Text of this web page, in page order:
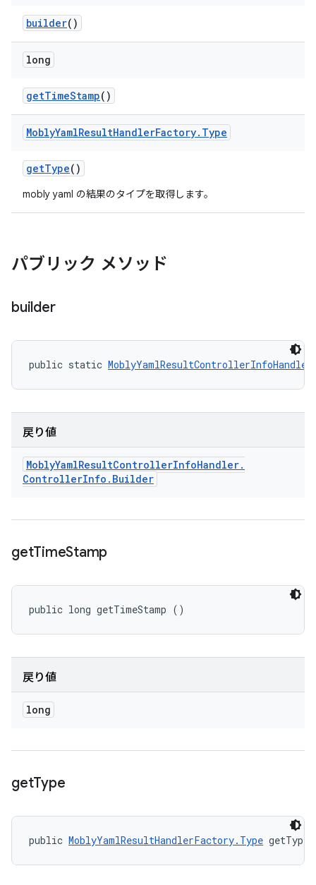
builder()
long
getTimeStamp()
MoblyYamlResultHandlerFactory. Type
getType()
mobly yaml の結果のタイプを取得します。
パブリック メソッド
builder
public static
戻り値
MoblyYamlResultControllerInfoHandler.
ControllerInfo . Builder
getTimeStamp
public long getTimeStamp ()
戻り値
long
getType
public MoblyYamlResultHandlerFactory.Type